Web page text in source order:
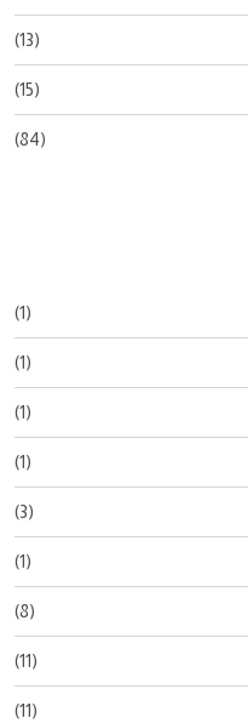
(13)
(15)
(84)
(1)
(1)
(1)
(1)
(3)
(1)
(8)
(11)
(11)